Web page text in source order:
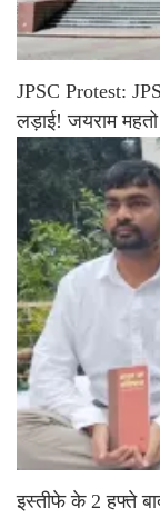
JPSC Protest:
लड़ाई! जयराम
इस्तीफे के 2 हफ्ते